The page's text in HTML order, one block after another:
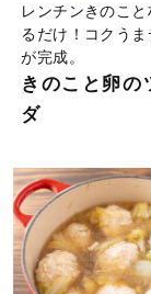
レンチンきのこと
るだけ！コクう
が完成。
きのこと卵の
ダ